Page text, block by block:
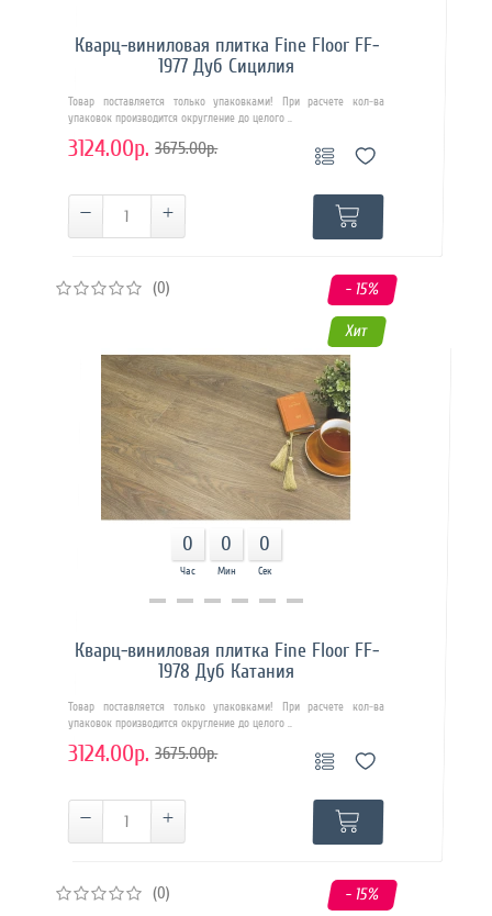
Кварц-виниловая плитка Fine Floor FF-
1977 Дуб Сицилия
Товар поставляется только упаковками! При расчете кол-ва
упаковок производится округление до целого ..
3124.00р. 3675.00р.
0
Час
0
Мин
0
Сек
(0) - 15%
Хит
Купить в 1 клик
Кварц-виниловая плитка Fine Floor FF-
1978 Дуб Катания
Товар поставляется только упаковками! При расчете кол-ва
упаковок производится округление до целого ..
3124.00р. 3675.00р.
(0) - 15%